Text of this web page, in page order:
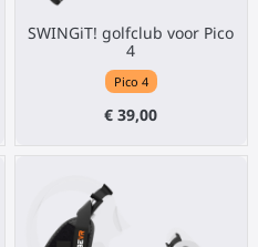
SWINGiT! golfclub voor Pico
4
Pico 4
€ 39,00